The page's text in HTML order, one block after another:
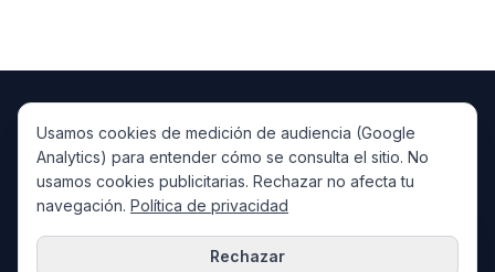
de madurez en adopción de IA?
IA PlataformaIA
IA, low-code/AI y automatización para LatAm y España.
ArtículosResúmenes IACasos de ÉxitoKreante
Usamos cookies de medición de audiencia (Google
Analytics) para entender cómo se consulta el sitio. No
usamos cookies publicitarias. Rechazar no afecta tu
navegación. Política de privacidad
Rechazar